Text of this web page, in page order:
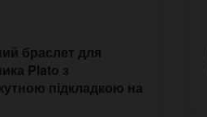
браслет для
Plato з
підкладкою на